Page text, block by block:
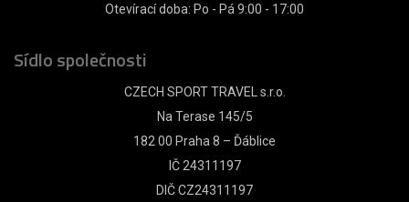
Otevírací doba: Po - Pá 9:00 - 17:00
Sídlo společnosti
CZECH SPORT TRAVEL s.r.o.
Na Terase 145/5
182 00 Praha 8 – Ďáblice
IČ 24311197
DIČ CZ24311197